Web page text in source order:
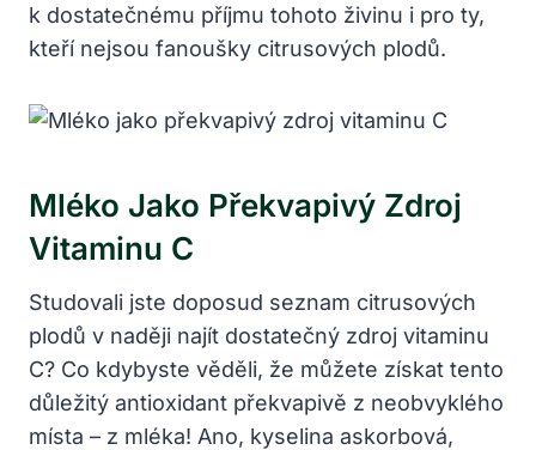
k dostatečnému příjmu tohoto živinu i pro ty,
kteří nejsou fanoušky citrusových plodů.
Mléko Jako Překvapivý Zdroj
Vitaminu C
Studovali jste doposud seznam citrusových
plodů v naději najít dostatečný zdroj vitaminu
C? Co kdybyste věděli, že můžete získat tento
důležitý antioxidant překvapivě z neobvyklého
místa – z mléka! Ano, kyselina askorbová,